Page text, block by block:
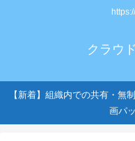
クラウ
【新着】組織内での共有・無
画パ